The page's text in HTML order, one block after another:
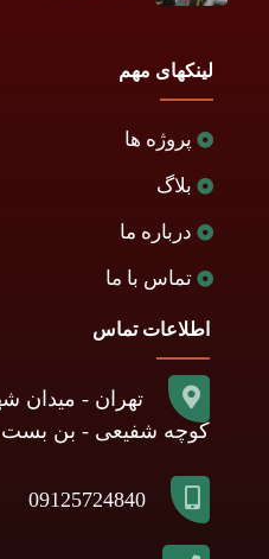
لینکهای مهم
پروژه ها
بلاگ
درباره ما
تماس با ما
اطلاعات تماس
تهران - میدان
کوچه شفیعی - بن بست
09125724840